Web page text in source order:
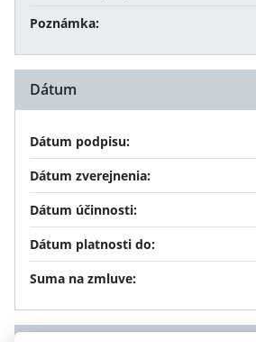
Poznámka:
Dátum
Dátum podpisu:
Dátum zverejnenia:
Dátum účinnosti:
Dátum platnosti do:
Suma na zmluve: